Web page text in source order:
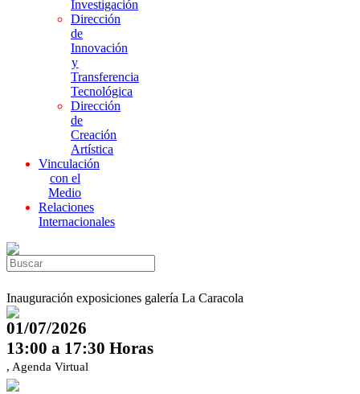
Investigación
Dirección
de
Innovación
y
Transferencia
Tecnológica
Dirección
de
Creación
Artística
Vinculación
con el
Medio
Relaciones
Internacionales
Inauguración exposiciones galería La Caracola
01/07/2026
13:00 a 17:30 Horas
, Agenda Virtual